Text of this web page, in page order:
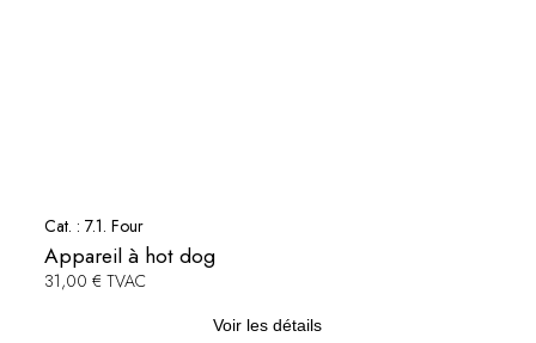
Cat. : 7.1. Four
Appareil à hot dog
31,00 € TVAC
Voir les détails